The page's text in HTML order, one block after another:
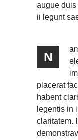
augue duis
ii legunt
N
placerat
habent
legentis in
claritatem.